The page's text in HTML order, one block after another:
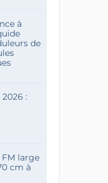
à
de
:
large
cm à